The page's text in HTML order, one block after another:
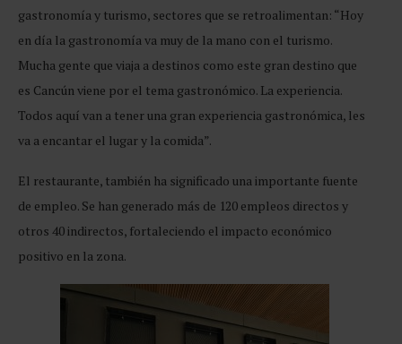
gastronomía y turismo, sectores que se retroalimentan: “Hoy
en día la gastronomía va muy de la mano con el turismo.
Mucha gente que viaja a destinos como este gran destino que
es Cancún viene por el tema gastronómico. La experiencia.
Todos aquí van a tener una gran experiencia gastronómica, les
va a encantar el lugar y la comida”.
El restaurante, también ha significado una importante fuente
de empleo. Se han generado más de 120 empleos directos y
otros 40 indirectos, fortaleciendo el impacto económico
positivo en la zona.